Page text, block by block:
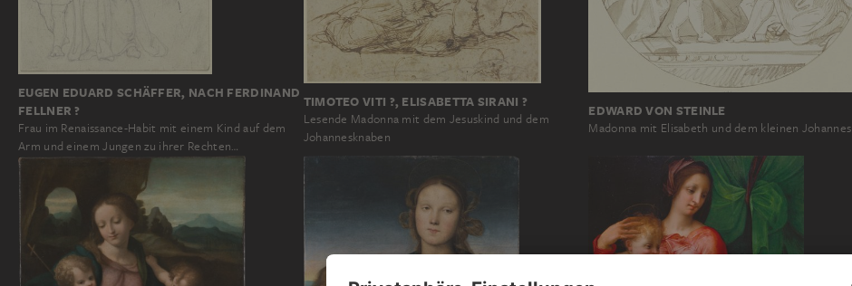
EUGEN EDUARD SCHÄFFER, NACH FERDINAND
FELLNER ?
Frau im Renaissance-Habit mit einem Kind auf dem
Arm und einem Jungen zu ihrer Rechten…
TIMOTEO VITI ?, ELISABETTA SIRANI ?
Lesende Madonna mit dem Jesuskind und dem
Johannesknaben
EDWARD VON STEINLE
Madonna mit Elisabeth und dem kleinen Johannes